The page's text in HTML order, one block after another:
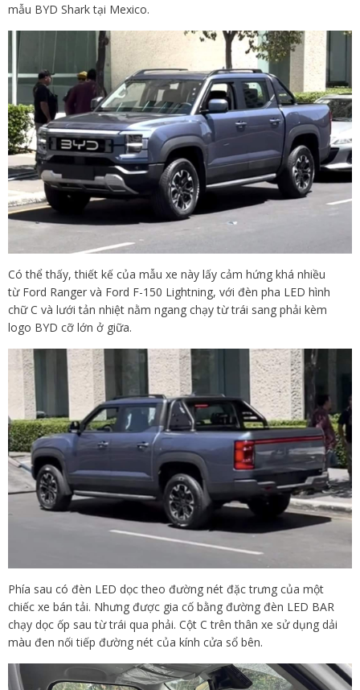
mẫu BYD Shark tại Mexico.
Có thể thấy, thiết kế của mẫu xe này lấy cảm hứng khá nhiều
từ Ford Ranger và Ford F-150 Lightning, với đèn pha LED hình
chữ C và lưới tản nhiệt nằm ngang chạy từ trái sang phải kèm
logo BYD cỡ lớn ở giữa.
Phía sau có đèn LED dọc theo đường nét đặc trưng của một
chiếc xe bán tải. Nhưng được gia cố bằng đường đèn LED BAR
chạy dọc ốp sau từ trái qua phải. Cột C trên thân xe sử dụng dải
màu đen nối tiếp đường nét của kính cửa sổ bên.